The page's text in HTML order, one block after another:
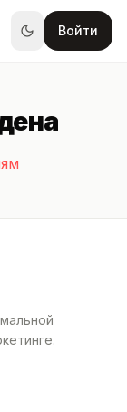
Войти